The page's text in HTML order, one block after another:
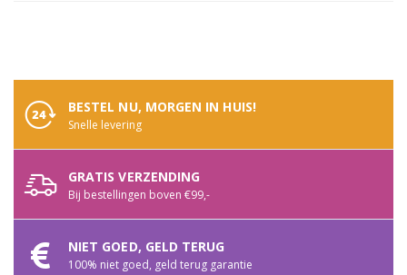
BESTEL NU, MORGEN IN HUIS!
Snelle levering
GRATIS VERZENDING
Bij bestellingen boven €99,-
NIET GOED, GELD TERUG
100% niet goed, geld terug garantie